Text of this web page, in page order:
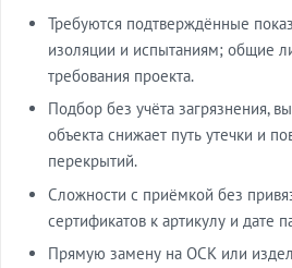
Требуются подтверждённые
изоляции и испытаниям; общие
требования проекта.
Подбор без учёта загрязнения,
объекта снижает путь утечки и
перекрытий.
Сложности с приёмкой без
сертификатов к артикулу и дате
Прямую замену на ОСК или